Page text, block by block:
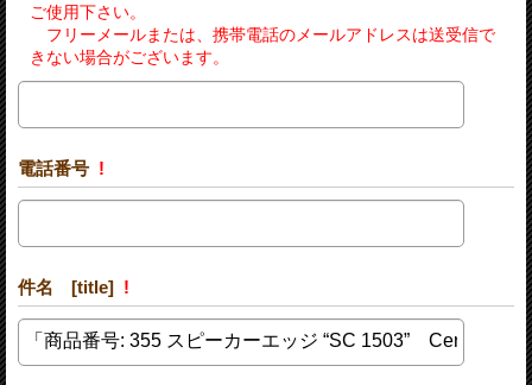
ご使用下さい。
フリーメールまたは、携帯電話のメールアドレスは送受信で
きない場合がございます。
電話番号 !
件名 [title] !